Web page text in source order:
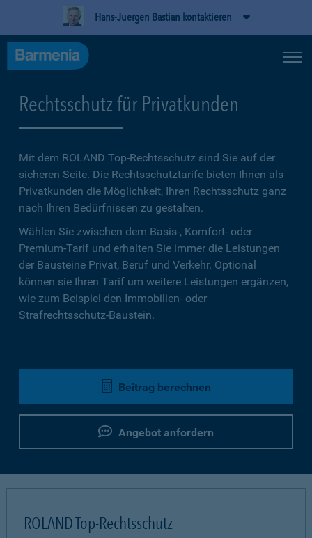
Hans-Juergen Bastian kontaktieren
Rechtsschutz für Privatkunden
Mit dem ROLAND Top-Rechtsschutz sind Sie auf der
sicheren Seite. Die Rechtsschutztarife bieten Ihnen als
Privatkunden die Möglichkeit, Ihren Rechtsschutz ganz
nach Ihren Bedürfnissen zu gestalten.
Wählen Sie zwischen dem Basis-, Komfort- oder
Premium-Tarif und erhalten Sie immer die Leistungen
der Bausteine Privat, Beruf und Verkehr. Optional
können sie Ihren Tarif um weitere Leistungen ergänzen,
wie zum Beispiel den Immobilien- oder
Strafrechtsschutz-Baustein.
Beitrag berechnen
Angebot anfordern
ROLAND Top-Rechtsschutz